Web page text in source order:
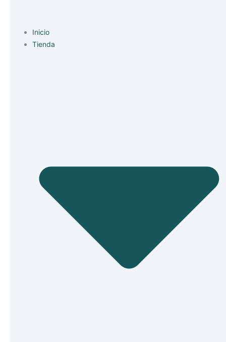
Inicio
Tienda